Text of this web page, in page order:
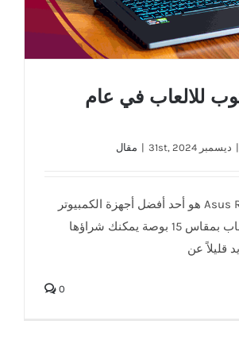
للالعاب في عام
| ديسمبر 31st, 2024 | مقال
Asus ROG Zephyrus هو أحد أفضل أجهزة الكمبيوتر
المخصّصة للألعاب بمقاس 15 بوصة يمكنك شراؤها
قليلاً عن
0